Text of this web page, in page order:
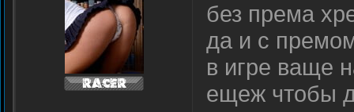
без према
да и с
в игре ваще
ещеж чтобы